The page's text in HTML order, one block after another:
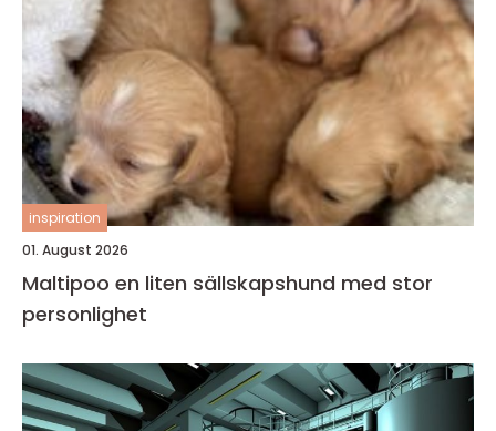
inspiration
01. August 2026
Maltipoo en liten sällskapshund med stor
personlighet